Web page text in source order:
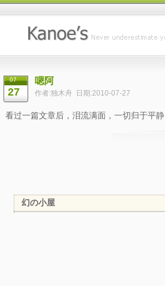
07
27
嗯阿
作者:独木舟 日期:2010-07-27
看过一篇文章后，泪流满面，一切归于平静
幻の小屋